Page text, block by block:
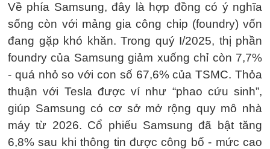
Về phía Samsung, đây là hợp đồng có ý nghĩa
sống còn với mảng gia công chip (foundry) vốn
đang gặp khó khăn. Trong quý I/2025, thị phần
foundry của Samsung giảm xuống chỉ còn 7,7%
- quá nhỏ so với con số 67,6% của TSMC. Thỏa
thuận với Tesla được ví như “phao cứu sinh”,
giúp Samsung có cơ sở mở rộng quy mô nhà
máy từ 2026. Cổ phiếu Samsung đã bật tăng
6,8% sau khi thông tin được công bố - mức cao